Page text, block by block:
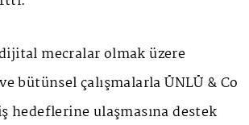
mecralar olmak üzere
bütünsel çalışmalarla ÜNLÜ & Co
hedeflerine ulaşmasına destek